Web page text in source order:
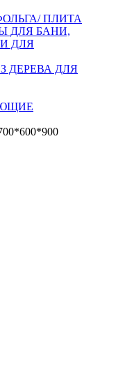
ПЛИТА
ДЛЯ БАНИ,
ДЛЯ
ДЕРЕВА ДЛЯ